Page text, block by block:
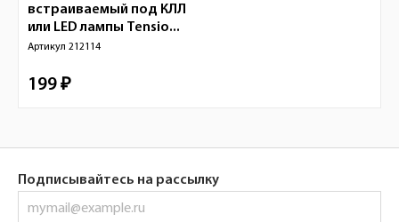
встраиваемый под КЛЛ
или LED лампы Tensio...
Артикул 212114
199 ₽
Подписывайтесь на рассылку